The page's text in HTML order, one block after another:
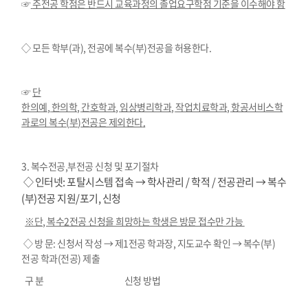
☞주전공 학점은 반드시 교육과정의 졸업요구학점 기준을 이수해야 함
◇ 모든 학부(과), 전공에 복수(부)전공을 허용한다.
☞단
한의예 한의학, 간호학과, 임상병리학과, 작업치료학과,항공서비스학
과로의 복수(부)전공은 제외한다.
3. 복수전공,부전공 신청 및 포기절차
◇ 인터넷:포탈시스템 접속 → 학사관리 /학적 /전공관리 → 복수
(부)전공 지원/포기,신청
※단, 복수2전공 신청을 희망하는 학생은 방문 접수만 가능
◇ 방 문: 신청서 작성 → 제1 전공 학과장, 지도교수 확인 → 복수(부)
전공 학과(전공)제출
구 분
신청 방법